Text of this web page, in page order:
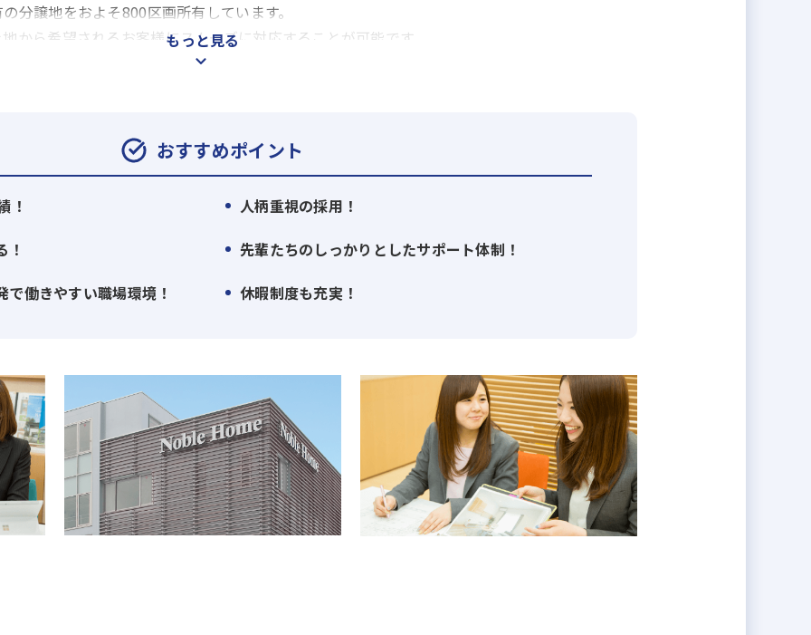
分譲地をおよそ800区画所有しています。
から希望されるお客様にスムーズに対応することが可能です。
ネーター、設計、現場監督がそれぞれいる「完全分業スタイル」を採用しているので、各ポジ
内19ヵ所、栃木県宇都宮・小山、千葉県柏の展示場を拠点に今後もコンスタントに新展示場
ルの満足を提供する」ためにも、働くスタッフの「やりがい」「充実感」「成長感」は重要
もっと見る
おすすめポイント
！
人柄重視の採用！
！
先輩たちのしっかりとしたサポート体制！
働きやすい職場環境！
休暇制度も充実！